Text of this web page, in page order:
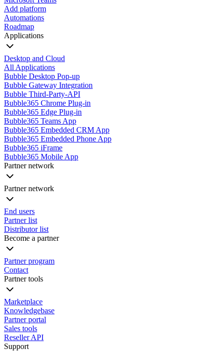
Add platform
Automations
Roadmap
Applications
Desktop and Cloud
All Applications
Bubble Desktop Pop-up
Bubble Gateway Integration
Bubble Third-Party-API
Bubble365 Chrome Plug-in
Bubble365 Edge Plug-in
Bubble365 Teams App
Bubble365 Embedded CRM App
Bubble365 Embedded Phone App
Bubble365 iFrame
Bubble365 Mobile App
Partner network
Partner network
End users
Partner list
Distributor list
Become a partner
Partner program
Contact
Partner tools
Marketplace
Knowledgebase
Partner portal
Sales tools
Reseller API
Support